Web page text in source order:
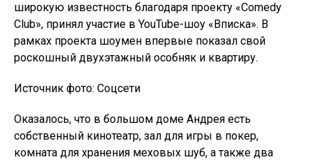
широкую известность благодаря проекту «Comedy
Club», принял участие в YouTube-шоу «Вписка». В
рамках проекта шоумен впервые показал свой
роскошный двухэтажный особняк и квартиру.
Источник фото: Соцсети
Оказалось, что в большом доме Андрея есть
собственный кинотеатр, зал для игры в покер,
комната для хранения меховых шуб, а также два